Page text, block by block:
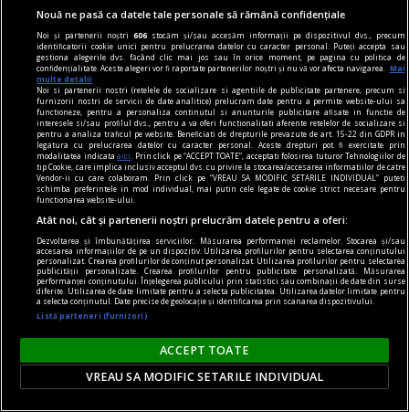
România se află într-un moment crucial din
punct de vedere economic, după ce a evitat
retrogradarea ratingului de țară de către agenția
Fitch și în timp ce așteaptă verdictul agenției
Moody's.
Spectacol de baschet la București! Staruri
Nouă ne pasă ca datele tale personale să rămână confidențiale
Noi și partenerii noștri606 stocăm și/sau accesăm informații pe dispozitivul dvs., precum
identificatorii cookie unici pentru prelucrarea datelor cu caracter personal. Puteți accepta sau
gestiona alegerile dvs. făcând clic mai jos sau în orice moment, pe pagina cu politica de
confidențialitate. Aceste alegeri vor fi raportate partenerilor noștri și nu vă vor afecta navigarea.
Mai
multe detalii
Noi si partenerii nostri (retelele de socializare si agentiile de publicitate partenere, precum si
furnizorii nostri de servicii de date analitice) prelucram date pentru a permite website-ului sa
functioneze, pentru a personaliza continutul si anunturile publicitare afisate in functie de
interesele si/sau profilul dvs., pentru a va oferi functionalitati aferente retelelor de socializare si
pentru a analiza traficul pe website. Beneficiati de drepturile prevazute de art. 15-22 din GDPR in
legatura cu prelucrarea datelor cu caracter personal. Aceste drepturi pot fi exercitate prin
modalitatea indicataaici
. Prin click pe “ACCEPT TOATE”, acceptati folosirea tuturor Tehnologiilor de
tip Cookie, care implica inclusiv acceptul dvs. cu privire la stocarea/accesarea informatiilor de catre
Vendor-ii cu care colaboram. Prin click pe “VREAU SA MODIFIC SETARILE INDIVIDUAL” puteti
schimba preferintele in mod individual, mai putin cele legate de cookie strict necesare pentru
functionarea website-ului.
Atât noi, cât și partenerii noștri prelucrăm datele pentru a oferi:
Dezvoltarea și îmbunătățirea serviciilor. Măsurarea performanței reclamelor. Stocarea și/sau
accesarea informațiilor de pe un dispozitiv. Utilizarea profilurilor pentru selectarea conținutului
personalizat. Crearea profilurilor de conținut personalizat. Utilizarea profilurilor pentru selectarea
publicității personalizate. Crearea profilurilor pentru publicitate personalizată. Măsurarea
performanței conținutului. Înțelegerea publicului prin statistici sau combinații de date din surse
diferite. Utilizarea de date limitate pentru a selecta publicitatea. Utilizarea datelor limitate pentru
a selecta conținutul. Date precise de geolocație și identificarea prin scanarea dispozitivului.
Listă parteneri (furnizori)
ACCEPT TOATE
VREAU SA MODIFIC SETARILE INDIVIDUAL